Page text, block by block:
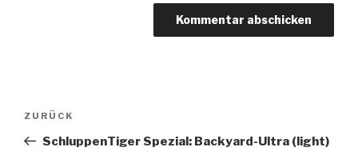
Beitragsnavigation
Vorheriger
Beitrag
ZURÜCK
SchluppenTiger Spezial: Backyard-Ultra (light)